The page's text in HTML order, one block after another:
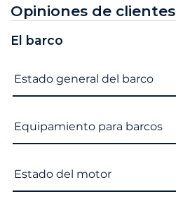
Opiniones de clientes
El barco
Nombre del criterio Nota
Estado general del barco
Equipamiento para barcos
Estado del motor